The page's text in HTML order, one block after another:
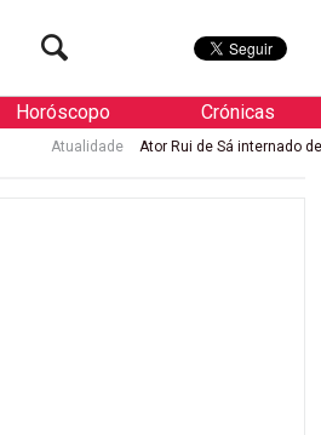
Horóscopo Crónicas
Ator Rui de Sá internado de urgência com